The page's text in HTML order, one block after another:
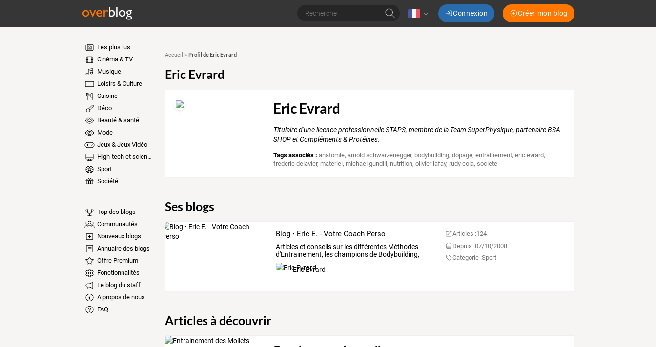
Connexion Créer mon blog
Les plus lus
Cinéma & TV
Musique
Loisirs & Culture
Cuisine
Déco
Beauté & santé
Mode
Jeux & Jeux Vidéo
High-tech et sciences
Sport
Société
Top des blogs
Communautés
Nouveaux blogs
Annuaire des blogs
Offre Premium
Fonctionnalités
Le blog du staff
A propos de nous
FAQ
Accueil » Profil de Eric Evrard
Eric Evrard
Eric Evrard
Titulaire d'une licence professionnelle STAPS, membre de la Team SuperPhysique, partenaire BSA
SHOP et Compléments & Protéines.
Tags associés : anatomie,arnold schwarzenegger, bodybuilding,dopage,entrainement,eric evrard,
frederic delavier, materiel, michael gundill, nutrition,olivier lafay, rudy coia,societe
Ses blogs
Blog • Eric E. - Votre Coach Perso
Articleset conseilssurlesdifférentesMéthodes
d'Entrainement,leschampionsdeBodybuilding,
le…
Eric Evrard
Articles :124
Depuis :07/10/2008
Categorie :Sport
Articles à découvrir